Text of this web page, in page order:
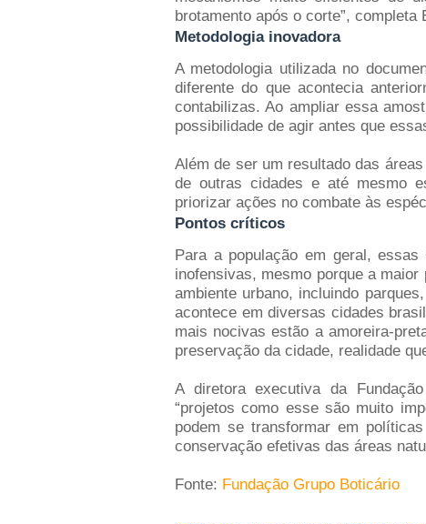
brotamento após o corte”, completa
Metodologia inovadora
A metodologia utilizada no
diferente do que acontecia
contabilizas. Ao ampliar essa
possibilidade de agir antes que
Além de ser um resultado das
de outras cidades e até mesmo
priorizar ações no combate às
Pontos críticos
Para a população em geral,
inofensivas, mesmo porque a
ambiente urbano, incluindo
acontece em diversas cidades
mais nocivas estão a amoreira-
preservação da cidade, realidade
A diretora executiva da
“projetos como esse são muito
podem se transformar em
conservação efetivas das áreas
Fonte: Fundação Grupo Boticário